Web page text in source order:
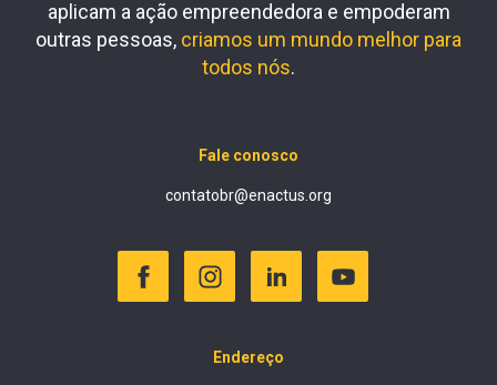
aplicam a ação empreendedora e empoderam
outras pessoas, criamos um mundo melhor para
todos nós.
Fale conosco
contatobr@enactus.org
Endereço